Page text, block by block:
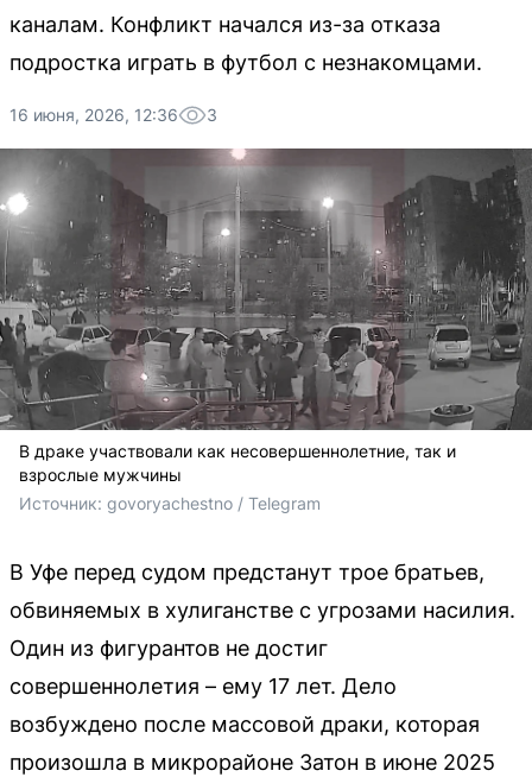
каналам. Конфликт начался из-за отказа
подростка играть в футбол с незнакомцами.
16 июня, 2026, 12:36 3
В драке участвовали как несовершеннолетние, так и
взрослые мужчины
Источник: govoryachestno / Telegram
В Уфе перед судом предстанут трое братьев,
обвиняемых в хулиганстве с угрозами насилия.
Один из фигурантов не достиг
совершеннолетия – ему 17 лет. Дело
возбуждено после массовой драки, которая
произошла в микрорайоне Затон в июне 2025